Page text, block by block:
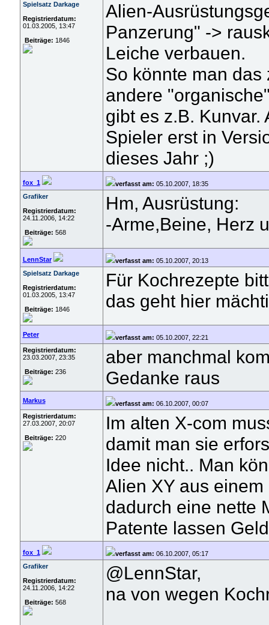
Spielsatz Darkage
Registrierdatum:
01.03.2005, 13:47
Beiträge: 1846
Alien-
Panzerung" ->
Leiche verbauen.
So könnte man
andere
gibt es z.B.
Spieler erst in
dieses Jahr ;)
fox_1 verfasst am: 05.10.2007, 18:35
Grafiker
Registrierdatum:
24.11.2006, 14:22
Beiträge: 568
Hm, Ausrüstung:
-Arme,Beine, Herz
LennStar verfasst am: 05.10.2007, 20:13
Spielsatz Darkage
Registrierdatum:
01.03.2005, 13:47
Beiträge: 1846
Für Kochrezepte
das geht hier
Peter verfasst am: 05.10.2007, 22:21
Registrierdatum:
23.03.2007, 23:35
Beiträge: 236
aber manchmal
Gedanke raus
Markus verfasst am: 06.10.2007, 00:07
Registrierdatum:
27.03.2007, 20:07
Beiträge: 220
Im alten X-com
damit man sie
Idee nicht.. Man
Alien XY aus
dadurch eine nette
Patente lassen
fox_1 verfasst am: 06.10.2007, 05:17
Grafiker
Registrierdatum:
24.11.2006, 14:22
Beiträge: 568
@LennStar,
na von wegen